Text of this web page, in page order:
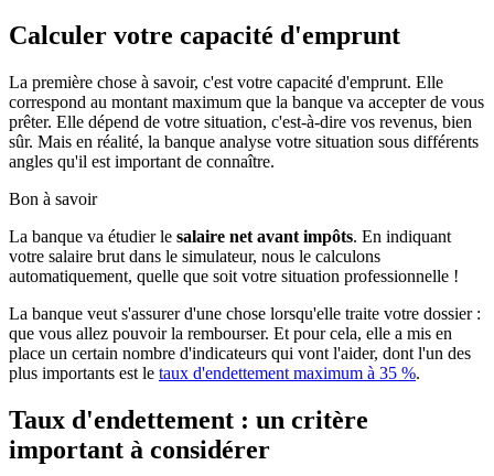
Calculer votre capacité d'emprunt
La première chose à savoir, c'est votre capacité d'emprunt. Elle
correspond au montant maximum que la banque va accepter de vous
prêter. Elle dépend de votre situation, c'est-à-dire vos revenus, bien
sûr. Mais en réalité, la banque analyse votre situation sous différents
angles qu'il est important de connaître.
Bon à savoir
La banque va étudier le salaire net avant impôts. En indiquant
votre salaire brut dans le simulateur, nous le calculons
automatiquement, quelle que soit votre situation professionnelle !
La banque veut s'assurer d'une chose lorsqu'elle traite votre dossier :
que vous allez pouvoir la rembourser. Et pour cela, elle a mis en
place un certain nombre d'indicateurs qui vont l'aider, dont l'un des
plus importants est le taux d'endettement maximum à 35 %.
Taux d'endettement : un critère
important à considérer